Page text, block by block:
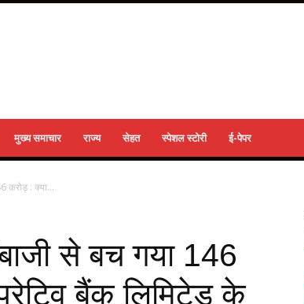
मुख्य समाचार राज्य सेहत स्पेशल स्टोरी ई-पेपर
करोड़ : क्या...
से बच गया 146
बैंक लिमिटेड के